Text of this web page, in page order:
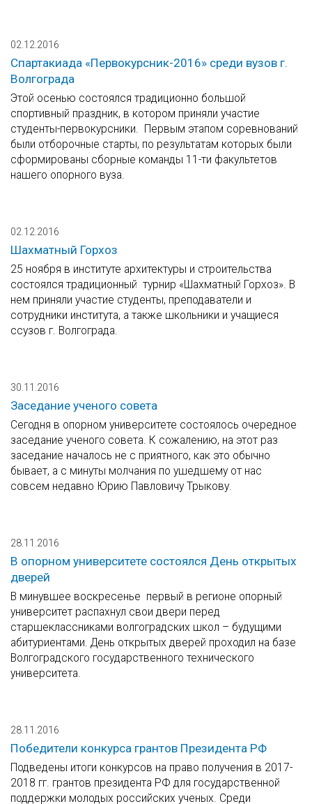
02.12.2016
Спартакиада «Первокурсник-2016» среди вузов г.
Волгограда
Этой осенью состоялся традиционно большой
спортивный праздник, в котором приняли участие
студенты-первокурсники. Первым этапом соревнований
были отборочные старты, по результатам которых были
сформированы сборные команды 11-ти факультетов
нашего опорного вуза.
02.12.2016
Шахматный Горхоз
25 ноября в институте архитектуры и строительства
состоялся традиционный турнир «Шахматный Горхоз». В
нем приняли участие студенты, преподаватели и
сотрудники института, а также школьники и учащиеся
ссузов г. Волгограда.
30.11.2016
Заседание ученого совета
Сегодня в опорном университете состоялось очередное
заседание ученого совета. К сожалению, на этот раз
заседание началось не с приятного, как это обычно
бывает, а с минуты молчания по ушедшему от нас
совсем недавно Юрию Павловичу Трыкову.
28.11.2016
В опорном университете состоялся День открытых
дверей
В минувшее воскресенье первый в регионе опорный
университет распахнул свои двери перед
старшеклассниками волгоградских школ – будущими
абитуриентами. День открытых дверей проходил на базе
Волгоградского государственного технического
университета.
28.11.2016
Победители конкурса грантов Президента РФ
Подведены итоги конкурсов на право получения в 2017-
2018 гг. грантов президента РФ для государственной
поддержки молодых российских ученых. Среди